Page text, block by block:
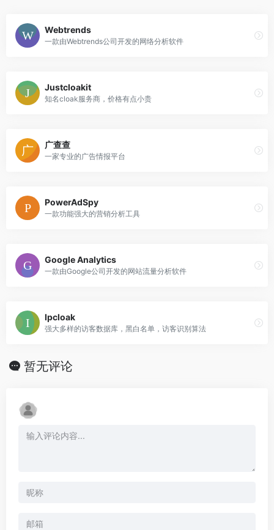
Webtrends
一款由Webtrends公司开发的网络分析软件
Justcloakit
知名cloak服务商，价格有点小贵
广查查
一家专业的广告情报平台
PowerAdSpy
一款功能强大的营销分析工具
Google Analytics
一款由Google公司开发的网站流量分析软件
Ipcloak
强大多样的访客数据库，黑白名单，访客识别算法
暂无评论